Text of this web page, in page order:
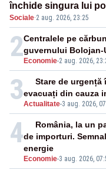
închide singura lui
Sociale·2 aug. 2026, 23:25
2 Economie-2 aug. 2026,
Centralele pe
guvernului Bolojan-
3Actualitate-3 aug. 2026,
Stare de urgență
evacuați din cauza
4
Economie-3 aug. 2026,
România, la un
de importuri.
energie